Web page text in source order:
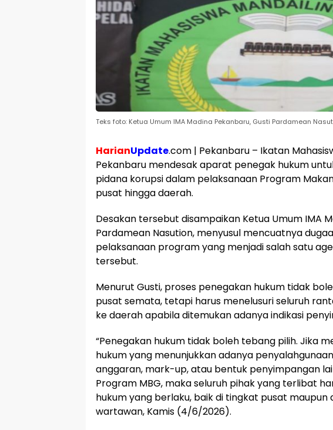
Teks foto: Ketua Umum IMA Madina Pekanbaru, Gusti Pardamean
HarianUpdate.com | Pekanbaru – Ikatan
Pekanbaru mendesak aparat penegak hukum
pidana korupsi dalam pelaksanaan Program
pusat hingga daerah.
Desakan tersebut disampaikan Ketua Umum IMA
Pardamean Nasution, menyusul mencuatnya
pelaksanaan program yang menjadi salah satu
tersebut.
Menurut Gusti, proses penegakan hukum tidak
pusat semata, tetapi harus menelusuri seluruh
ke daerah apabila ditemukan adanya indikasi
“Penegakan hukum tidak boleh tebang pilih. Jika
hukum yang menunjukkan adanya
anggaran, mark-up, atau bentuk penyimpangan
Program MBG, maka seluruh pihak yang terlibat
hukum yang berlaku, baik di tingkat pusat maupun
wartawan, Kamis (4/6/2026).